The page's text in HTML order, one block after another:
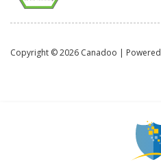
Copyright © 2026 Canadoo |